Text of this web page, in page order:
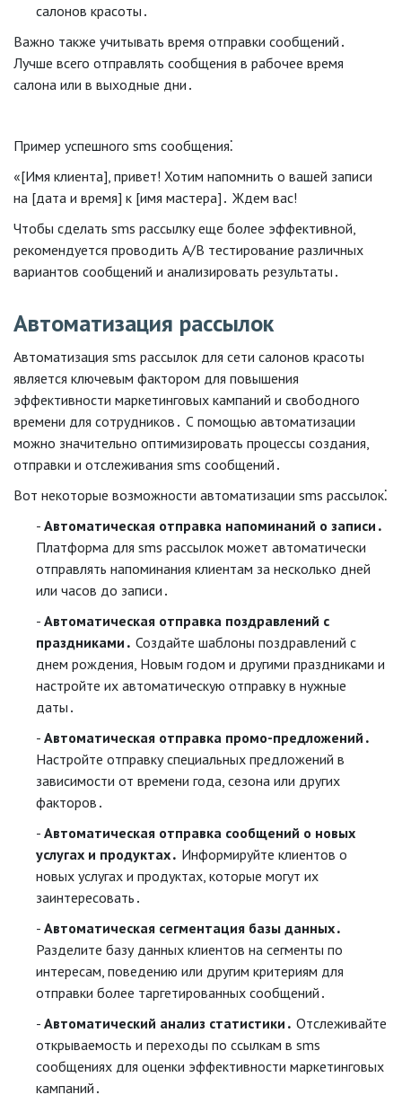
салонов красоты․
Важно также учитывать время отправки сообщений․
Лучше всего отправлять сообщения в рабочее время
салона или в выходные дни․
Пример успешного sms сообщения⁚
«[Имя клиента], привет! Хотим напомнить о вашей записи
на [дата и время] к [имя мастера]․ Ждем вас!
Чтобы сделать sms рассылку еще более эффективной,
рекомендуется проводить A/B тестирование различных
вариантов сообщений и анализировать результаты․
Автоматизация рассылок
Автоматизация sms рассылок для сети салонов красоты
является ключевым фактором для повышения
эффективности маркетинговых кампаний и свободного
времени для сотрудников․ С помощью автоматизации
можно значительно оптимизировать процессы создания,
отправки и отслеживания sms сообщений․
Вот некоторые возможности автоматизации sms рассылок⁚
Автоматическая отправка напоминаний о записи․
Платформа для sms рассылок может автоматически
отправлять напоминания клиентам за несколько дней
или часов до записи․
Автоматическая отправка поздравлений с
праздниками․ Создайте шаблоны поздравлений с
днем рождения, Новым годом и другими праздниками и
настройте их автоматическую отправку в нужные
даты․
Автоматическая отправка промо-предложений․
Настройте отправку специальных предложений в
зависимости от времени года, сезона или других
факторов․
Автоматическая отправка сообщений о новых
услугах и продуктах․ Информируйте клиентов о
новых услугах и продуктах, которые могут их
заинтересовать․
Автоматическая сегментация базы данных․
Разделите базу данных клиентов на сегменты по
интересам, поведению или другим критериям для
отправки более таргетированных сообщений․
Автоматический анализ статистики․ Отслеживайте
открываемость и переходы по ссылкам в sms
сообщениях для оценки эффективности маркетинговых
кампаний․